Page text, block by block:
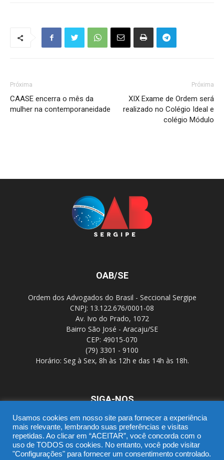
Próxima
CAASE encerra o mês da
mulher na contemporaneidade
Próxima
XIX Exame de Ordem será
realizado no Colégio Ideal e
colégio Módulo
OAB/SE
Ordem dos Advogados do Brasil - Seccional Sergipe
CNPJ: 13.122.676/0001-08
Av. Ivo do Prado, 1072
Bairro São José - Aracaju/SE
CEP: 49015-070
(79) 3301 - 9100
Horário: Seg à Sex, 8h às 12h e das 14h às 18h.
SIGA-NOS
Usamos cookies em nosso site para fornecer a experiência
mais relevante, lembrando suas preferências e visitas
repetidas. Ao clicar em “ACEITAR”, você concorda com o
uso de TODOS os cookies. No entanto, você pode visitar
"Configurações" para fornecer um consentimento controlado.